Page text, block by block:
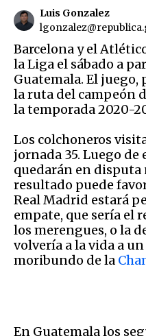
Luis Gonzalez
Barcelona y el
la Liga el sábado a
Guatemala. El
la ruta del campeón
la temporada 2020-
Los colchoneros
jornada 35. Luego de
quedarán en disputa
resultado puede
Real Madrid estará
empate, que sería el
los merengues, o la
volvería a la vida a
moribundo de la
En Guatemala los